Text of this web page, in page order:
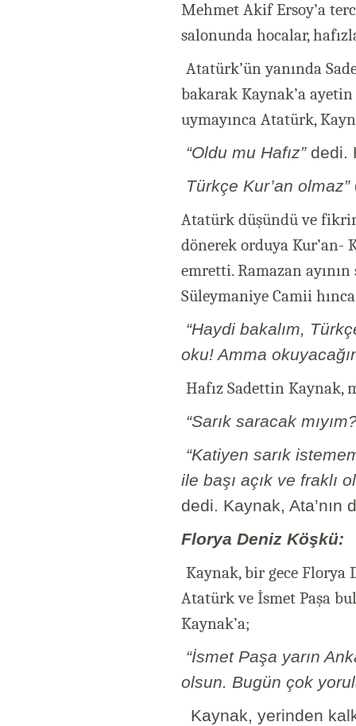
Mehmet Akif Ersoy’a
salonunda hocalar,
Atatürk’ün yanında
bakarak Kaynak’a
uymayınca Atatürk,
“Oldu mu Hafız”dedi.
Türkçe Kur’an olmaz”
Atatürk düşündü ve
dönerek orduya Kur’an-
emretti. Ramazan
Süleymaniye Camii
“Haydi bakalım,
oku! Amma
Hafız Sadettin Kaynak,
“Sarık saracak
“Katiyen sarık
ile başı açık ve fraklı
dedi. Kaynak,
Florya Deniz Köşkü:
Kaynak, bir gece Florya
Atatürk ve İsmet Paşa
Kaynak’a;
“İsmet Paşa yarın
olsun. Bugün çok
Kaynak, yerinden